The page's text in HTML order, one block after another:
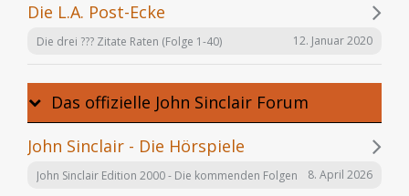
Die L.A. Post-Ecke
Die drei ??? Zitate Raten (Folge 1-40) 12. Januar 2020
Das offizielle John Sinclair Forum
John Sinclair - Die Hörspiele
John Sinclair Edition 2000 - Die kommenden Folgen 8. April 2026